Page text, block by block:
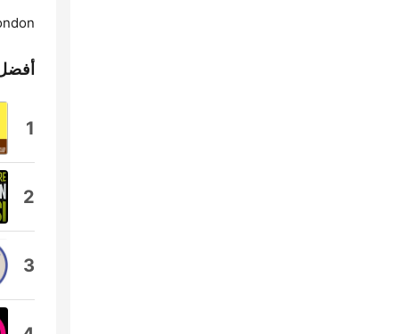
أفضل
1
2
3